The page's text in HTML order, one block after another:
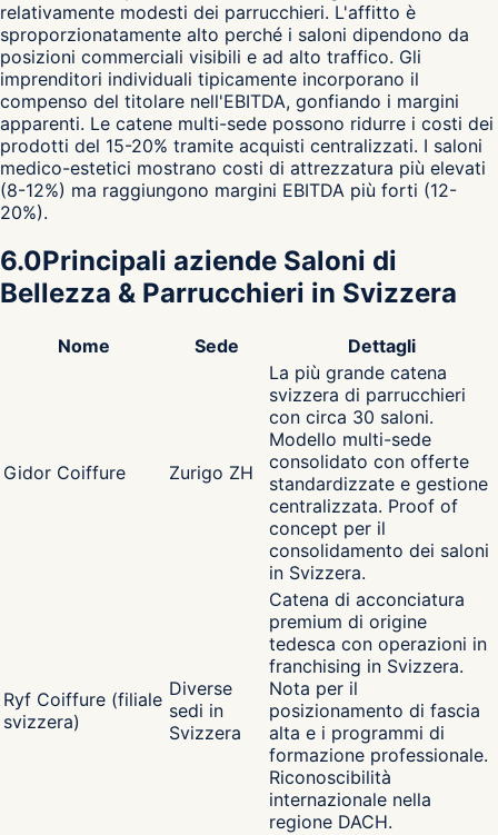
relativamente modesti dei parrucchieri. L'affitto è
sproporzionatamente alto perché i saloni dipendono da
posizioni commerciali visibili e ad alto traffico. Gli
imprenditori individuali tipicamente incorporano il
compenso del titolare nell'EBITDA, gonfiando i margini
apparenti. Le catene multi-sede possono ridurre i costi dei
prodotti del 15-20% tramite acquisti centralizzati. I saloni
medico-estetici mostrano costi di attrezzatura più elevati
(8-12%) ma raggiungono margini EBITDA più forti (12-
20%).
6.0Principali aziende Saloni di
Bellezza & Parrucchieri in Svizzera
Nome Sede Dettagli
Gidor Coiffure Zurigo ZH
La più grande catena
svizzera di parrucchieri
con circa 30 saloni.
Modello multi-sede
consolidato con offerte
standardizzate e gestione
centralizzata. Proof of
concept per il
consolidamento dei saloni
in Svizzera.
Ryf Coiffure (filiale
svizzera)
Diverse
sedi in
Svizzera
Catena di acconciatura
premium di origine
tedesca con operazioni in
franchising in Svizzera.
Nota per il
posizionamento di fascia
alta e i programmi di
formazione professionale.
Riconoscibilità
internazionale nella
regione DACH.